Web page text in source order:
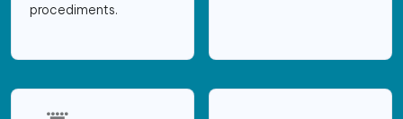
procediments.